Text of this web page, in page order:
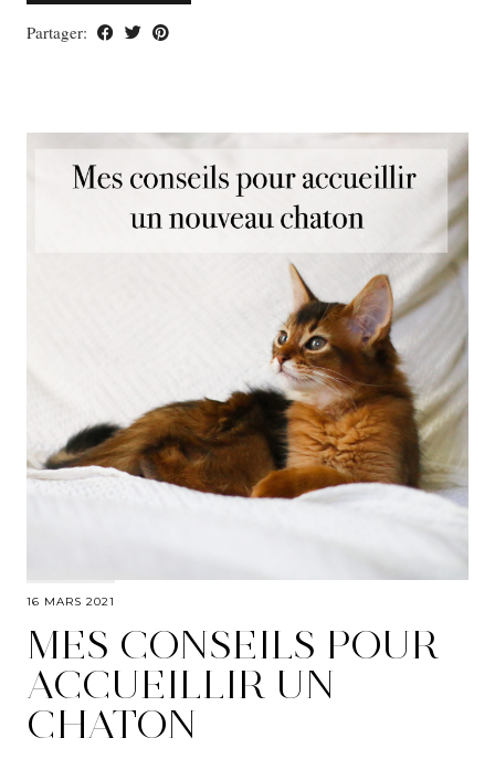
Partager:
16 MARS 2021
MES CONSEILS POUR
ACCUEILLIR UN
CHATON